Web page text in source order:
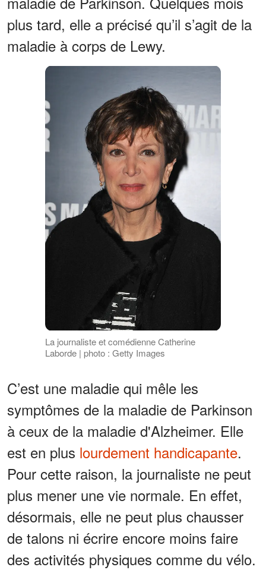
plus tard, elle a précisé qu’il s’agit de la
maladie à corps de Lewy.
La journaliste et comédienne Catherine
Laborde | photo : Getty Images
C’est une maladie qui mêle les
symptômes de la maladie de Parkinson
à ceux de la maladie d'Alzheimer. Elle
est en plus lourdement handicapante.
Pour cette raison, la journaliste ne peut
plus mener une vie normale. En effet,
désormais, elle ne peut plus chausser
de talons ni écrire encore moins faire
des activités physiques comme du vélo.